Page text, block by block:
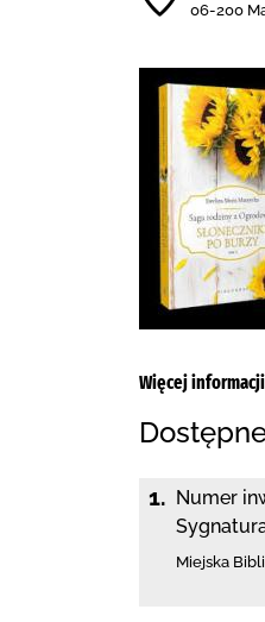
06-200
Więcej informacji
1. Numer
Miejska